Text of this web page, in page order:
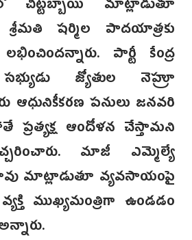
చిట్టబ్బాయి మాట్లాడుతూ
శ్రీమతి షర్మిల పాదయాత్రకు
లభించిందన్నారు. పార్టీ కేంద్ర
జ్యోతుల నెహ్రూ
ఆధునికీకరణ పనులు జనవరి
ప్రత్యక్ష ఆందోళన చేస్తామని
మాజీ ఎమ్మెల్యే
మాట్లాడుతూ వ్యవసాయంపై
ముఖ్యమంత్రిగా ఉండడం